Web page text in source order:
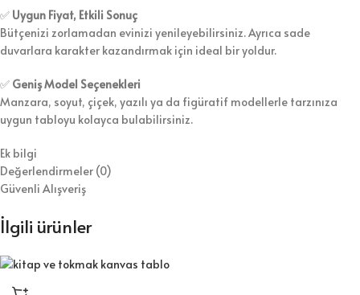
✅ Uygun Fiyat, Etkili Sonuç
Bütçenizi zorlamadan evinizi yenileyebilirsiniz. Ayrıca sade
duvarlara karakter kazandırmak için ideal bir yoldur.
✅ Geniş Model Seçenekleri
Manzara, soyut, çiçek, yazılı ya da figüratif modellerle tarzınıza
uygun tabloyu kolayca bulabilirsiniz.
Ek bilgi
Değerlendirmeler (0)
Güvenli Alışveriş
İlgili ürünler